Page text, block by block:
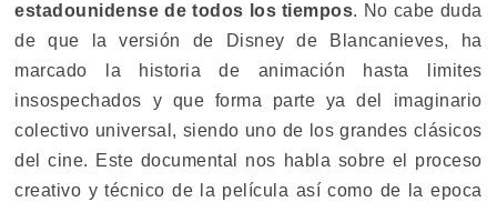
estadounidense de todos los tiempos. No cabe duda
de que la versión de Disney de Blancanieves, ha
marcado la historia de animación hasta limites
insospechados y que forma parte ya del imaginario
colectivo universal, siendo uno de los grandes clásicos
del cine. Este documental nos habla sobre el proceso
creativo y técnico de la película así como de la epoca